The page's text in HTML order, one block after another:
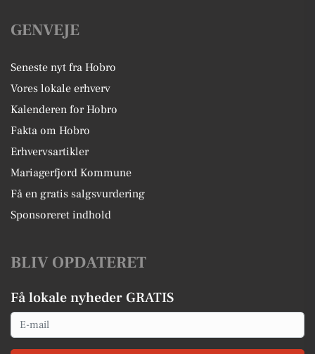
GENVEJE
Seneste nyt fra Hobro
Vores lokale erhverv
Kalenderen for Hobro
Fakta om Hobro
Erhvervsartikler
Mariagerfjord Kommune
Få en gratis salgsvurdering
Sponsoreret indhold
BLIV OPDATERET
Få lokale nyheder GRATIS
Email